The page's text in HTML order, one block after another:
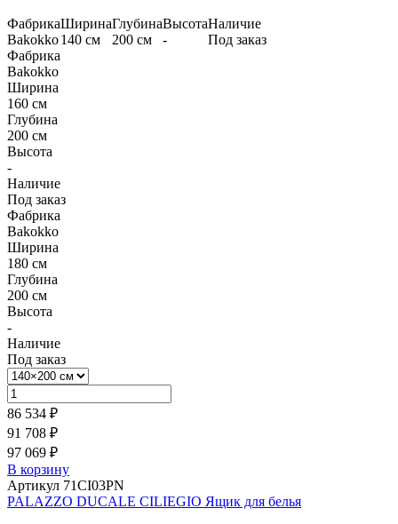
Фабрика
Bakokko
Ширина
140 см
Глубина
200 см
Высота
-
Наличие
Под заказ
Фабрика
Bakokko
Ширина
160 см
Глубина
200 см
Высота
-
Наличие
Под заказ
Фабрика
Bakokko
Ширина
180 см
Глубина
200 см
Высота
-
Наличие
Под заказ
86 534 ₽
91 708 ₽
97 069 ₽
В корзину
Артикул 71CI03PN
PALAZZO DUCALE CILIEGIO Ящик для белья